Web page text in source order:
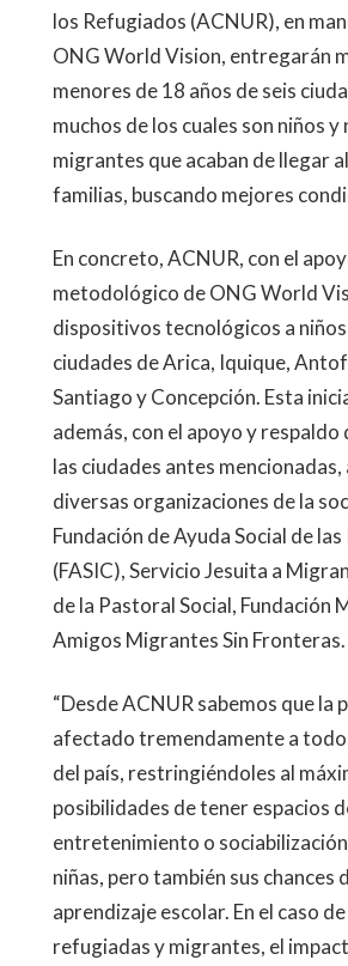
los Refugiados (ACNUR), en
ONG World Vision, entregarán
menores de 18 años de seis
muchos de los cuales son niños
migrantes que acaban de llegar
familias, buscando mejores
En concreto, ACNUR, con el
metodológico de ONG World
dispositivos tecnológicos a niños
ciudades de Arica, Iquique,
Santiago y Concepción. Esta
además, con el apoyo y respaldo
las ciudades antes mencionadas,
diversas organizaciones de la
Fundación de Ayuda Social de
(FASIC), Servicio Jesuita a
de la Pastoral Social, Fundación
Amigos Migrantes Sin Fronteras.
“Desde ACNUR sabemos que la
afectado tremendamente a
del país, restringiéndoles al
posibilidades de tener espacios
entretenimiento o
niñas, pero también sus chances
aprendizaje escolar. En el caso
refugiadas y migrantes, el